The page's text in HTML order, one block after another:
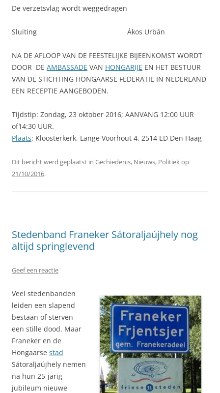
De verzetsvlag wordt weggedragen
Sluiting Ákos Urbán
NA DE AFLOOP VAN DE FEESTELIJKE BIJEENKOMST WORDT
DOOR DE AMBASSADE VAN HONGARIJE EN HET BESTUUR
VAN DE STICHTING HONGAARSE FEDERATIE IN NEDERLAND
EEN RECEPTIE AANGEBODEN.
Tijdstip: Zondag, 23 oktober 2016; AANVANG 12:00 UUR
of14:30 UUR.
Plaats: Kloosterkerk, Lange Voorhout 4, 2514 ED Den Haag
Dit bericht werd geplaatst in Gechiedenis, Nieuws, Politiekop
21/10/2016.
Stedenband Franeker Sátoraljaújhely nog
altijd springlevend
Geef een reactie
Veel stedenbanden
leiden een slapend
bestaan of sterven
een stille dood. Maar
Franeker en de
Hongaarse stad
Sátoraljaújhely nemen
na hun 25-jarig
jubileum nieuwe